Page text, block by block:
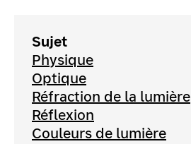
Sujet
Physique
Optique
Réfraction de la lumière
Réflexion
Couleurs de lumière